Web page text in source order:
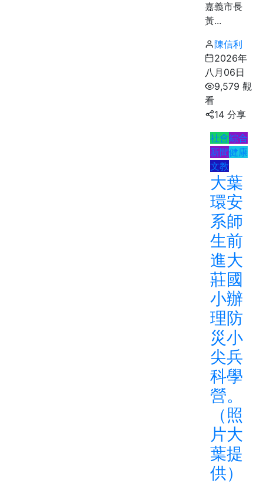
嘉義市長
黃...
陳信利
2026年
八月06日
9,579 觀
看
14 分享
社會綜合
新聞健康
文教
大葉
環安
系師
生前
進大
莊國
小辦
理防
災小
尖兵
科學
營。
（照
片大
葉提
供）